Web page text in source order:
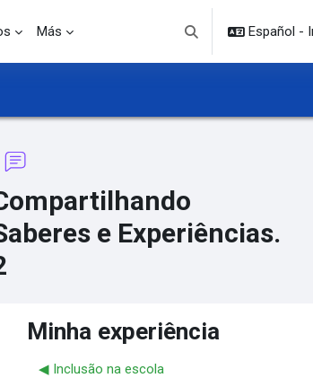
Más
Selector de
Español -
e Experiências.
Minha experiência
◀︎ Inclusão na escola